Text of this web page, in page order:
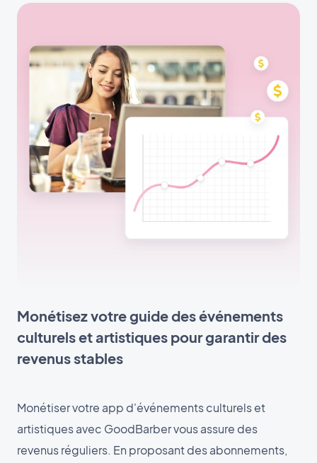
Monétisez votre guide des événements
culturels et artistiques pour garantir des
revenus stables
Monétiser votre app d'événements culturels et
artistiques avec GoodBarber vous assure des
revenus réguliers. En proposant des abonnements,